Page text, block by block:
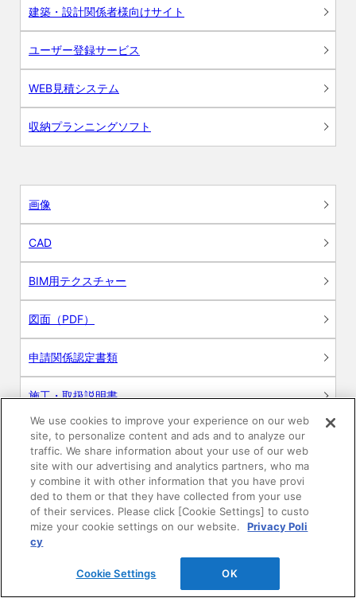
建築・設計関係者様向けサイト
ユーザー登録サービス
WEB見積システム
収納プランニングソフト
画像
CAD
BIM用テクスチャー
図面（PDF）
申請関係認定書類
施工・取扱説明書
動画
シミュレーションツール
24時間換気システム〈エアスマート〉
簡易設計見積ソフト
R&Dセンター環境測定・分析サービス
We use cookies to improve your experience on our web
site, to personalize content and ads and to analyze our
traffic. We share information about your use of our web
site with our advertising and analytics partners, who ma
y combine it with other information that you have provi
ded to them or that they have collected from your use
of their services. Please click [Cookie Settings] to custo
mize your cookie settings on our website.
Privacy Poli
cy
Cookie Settings OK